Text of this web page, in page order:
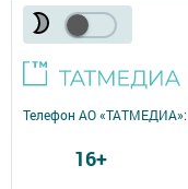
Телефон АО «ТАТМЕДИА»:
16+